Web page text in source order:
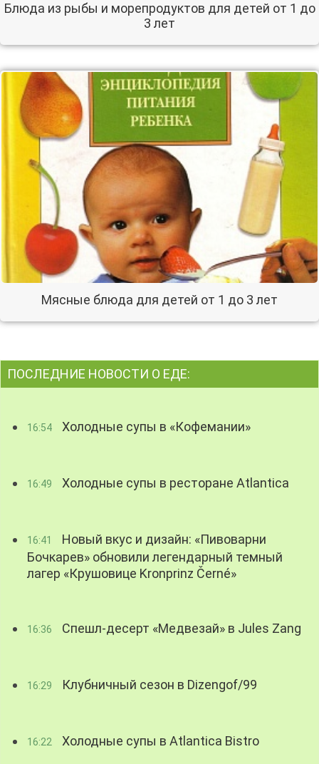
Блюда из рыбы и морепродуктов для детей от 1 до
3 лет
Мясные блюда для детей от 1 до 3 лет
ПОСЛЕДНИЕ НОВОСТИ О ЕДЕ:
16:54 Холодные супы в «Кофемании»
16:49 Холодные супы в ресторане Atlantica
16:41
Новый вкус и дизайн: «Пивоварни
Бочкарев» обновили легендарный темный
лагер «Крушовице Kronprinz Černé»
16:36 Спешл-десерт «Медвезай» в Jules Zang
16:29 Клубничный сезон в Dizengof/99
16:22 Холодные супы в Atlantica Bistro